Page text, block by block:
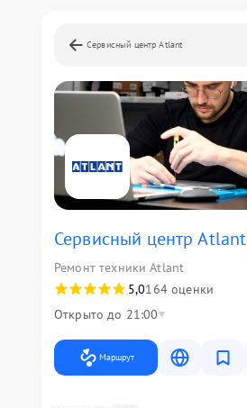
Сервисный центр Atlant
Сервисный центр Atlant
Ремонт техники Atlant
5,0164 оценки
Открыто до 21:00
Маршрут